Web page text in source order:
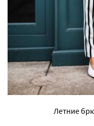
Летние